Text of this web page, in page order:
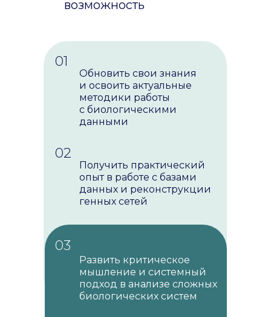
Обновить свои знания
и освоить актуальные
методики работы
с биологическими
данными
Получить практический
опыт в работе с базами
данных и реконструкции
генных сетей
Развить критическое
мышление и системный
подход в анализе сложных
биологических систем
возможность
01
02
03